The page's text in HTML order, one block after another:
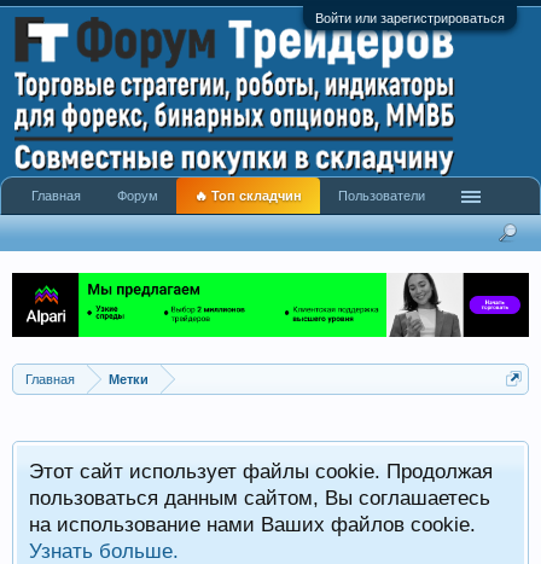
Войти или зарегистрироваться
Главная Метки
Этот сайт использует файлы cookie. Продолжая
пользоваться данным сайтом, Вы соглашаетесь
на использование нами Ваших файлов cookie.
Узнать больше.
Главная Форум 🔥 Топ складчин Пользователи